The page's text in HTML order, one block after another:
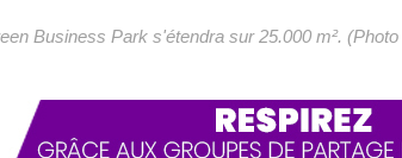
Business Park s'étendra sur 25.000 m².